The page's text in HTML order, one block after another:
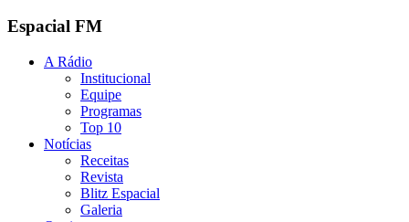
Espacial FM
A Rádio
Institucional
Equipe
Programas
Top 10
Notícias
Receitas
Revista
Blitz Espacial
Galeria